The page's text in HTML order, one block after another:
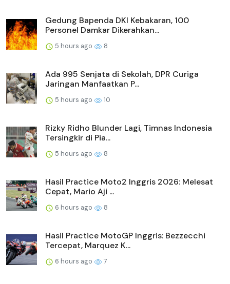
Gedung Bapenda DKI Kebakaran, 100
Personel Damkar Dikerahkan...
5 hours ago 8
Ada 995 Senjata di Sekolah, DPR Curiga
Jaringan Manfaatkan P...
5 hours ago 10
Rizky Ridho Blunder Lagi, Timnas Indonesia
Tersingkir di Pia...
5 hours ago 8
Hasil Practice Moto2 Inggris 2026: Melesat
Cepat, Mario Aji ...
6 hours ago 8
Hasil Practice MotoGP Inggris: Bezzecchi
Tercepat, Marquez K...
6 hours ago 7